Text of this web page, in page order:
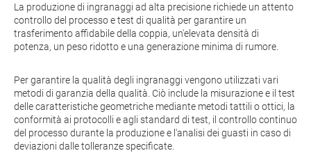
La produzione di ingranaggi ad alta precisione richiede un attento
controllo del processo e test di qualità per garantire un
trasferimento affidabile della coppia, un'elevata densità di
potenza, un peso ridotto e una generazione minima di rumore.
Per garantire la qualità degli ingranaggi vengono utilizzati vari
metodi di garanzia della qualità. Ciò include la misurazione e il test
delle caratteristiche geometriche mediante metodi tattili o ottici, la
conformità ai protocolli e agli standard di test, il controllo continuo
del processo durante la produzione e l'analisi dei guasti in caso di
deviazioni dalle tolleranze specificate.